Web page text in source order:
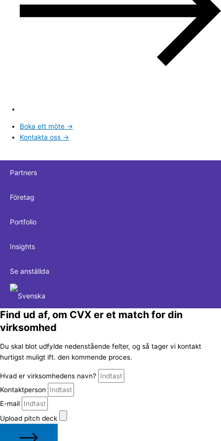
Boka ett möte →
Kontakta oss →
Partners
Företag
Portfolio
Insights
Se anställda
Find ud af, om CVX er et match for din
virksomhed
Du skal blot udfylde nedenstående felter, og så tager vi kontakt
hurtigst muligt ift. den kommende proces.
Hvad er virksomhedens navn?
Kontaktperson
E-mail
Upload pitch deck